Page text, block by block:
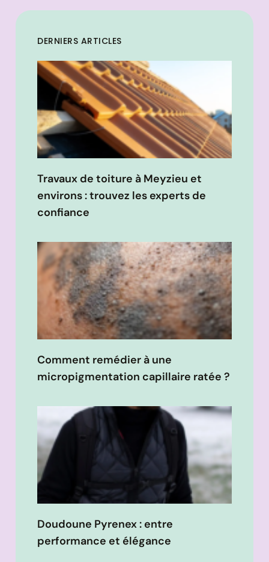
DERNIERS ARTICLES
Travaux de toiture à Meyzieu et
environs : trouvez les experts de
confiance
Comment remédier à une
micropigmentation capillaire ratée ?
Doudoune Pyrenex : entre
performance et élégance